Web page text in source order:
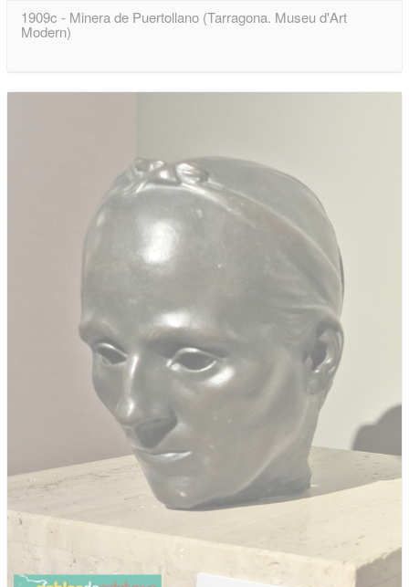
1909c - Minera de Puertollano (Tarragona. Museu d'Art
Modern)